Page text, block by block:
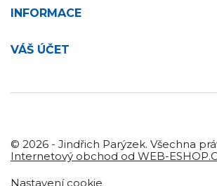
INFORMACE
VÁŠ ÚČET
© 2026 - Jindřich Parýzek. Všechna
Internetový obchod od WEB-
Nastavení cookie